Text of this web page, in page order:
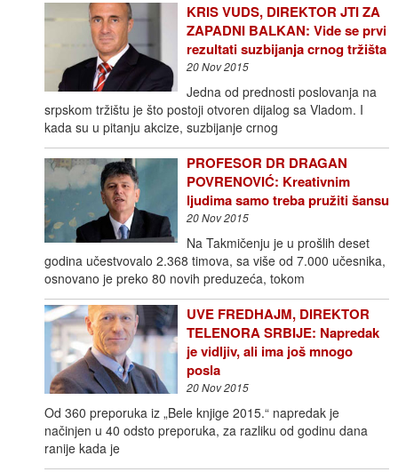
KRIS VUDS, DIREKTOR JTI ZA
ZAPADNI BALKAN: Vide se prvi
rezultati suzbijanja crnog tržišta
20 Nov 2015
Jedna od prednosti poslovanja na
srpskom tržištu je što postoji otvoren dijalog sa Vladom. I
kada su u pitanju akcize, suzbijanje crnog
PROFESOR DR DRAGAN
POVRENOVIĆ: Kreativnim
ljudima samo treba pružiti šansu
20 Nov 2015
Na Takmičenju je u prošlih deset
godina učestvovalo 2.368 timova, sa više od 7.000 učesnika,
osnovano je preko 80 novih preduzeća, tokom
UVE FREDHAJM, DIREKTOR
TELENORA SRBIJE: Napredak
je vidljiv, ali ima još mnogo
posla
20 Nov 2015
Od 360 preporuka iz „Bele knjige 2015.“ napredak je
načinjen u 40 odsto preporuka, za razliku od godinu dana
ranije kada je